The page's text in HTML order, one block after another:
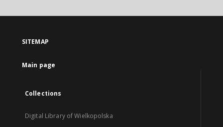
SITEMAP
Main page
Collections
Digital Library of Wielkopolska